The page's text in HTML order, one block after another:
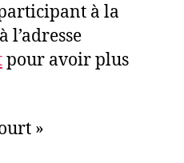
à la
pour avoir plus
»